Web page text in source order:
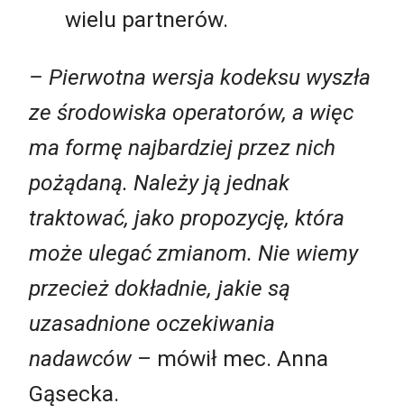
wielu partnerów.
– Pierwotna wersja kodeksu wyszła
ze środowiska operatorów, a więc
ma formę najbardziej przez nich
pożądaną. Należy ją jednak
traktować, jako propozycję, która
może ulegać zmianom. Nie wiemy
przecież dokładnie, jakie są
uzasadnione oczekiwania
nadawców– mówił mec. Anna
Gąsecka.